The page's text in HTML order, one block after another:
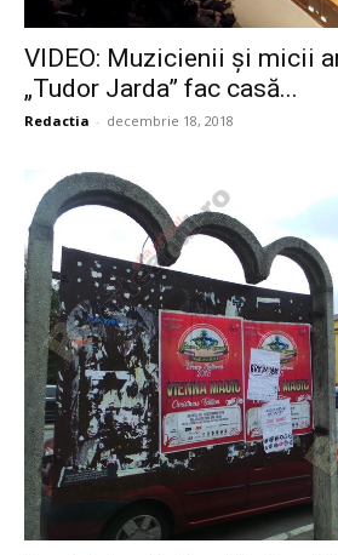
VIDEO: Muzicienii și micii
„Tudor Jarda” fac casă...
Redactia - decembrie 18, 2018